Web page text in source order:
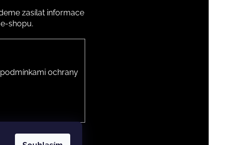
zasílat informace
shopu.
podmínkami ochrany